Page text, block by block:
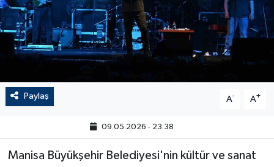
Paylaş A- A+
09.05.2026 - 23:38
Manisa Büyükşehir Belediyesi'nin kültür ve sanat